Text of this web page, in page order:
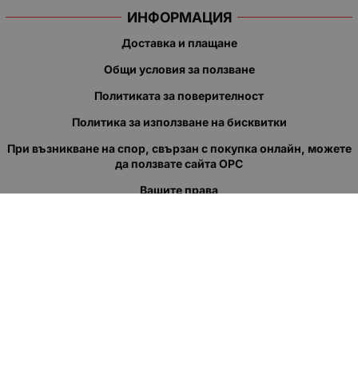
ИНФОРМАЦИЯ
Доставка и плащане
Общи условия за ползване
Политиката за поверителност
Политика за използване на бисквитки
При възникване на спор, свързан с покупка онлайн, можете
да ползвате сайта ОРС
Вашите права